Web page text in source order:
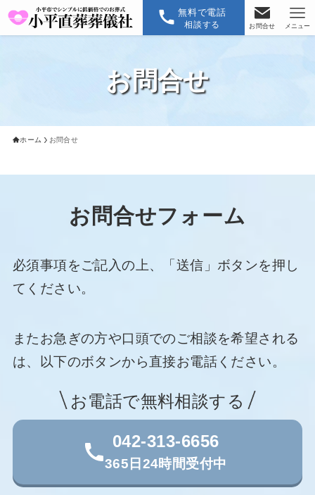
無料で電話
相談する お問合せ メニュー
お問合せ
ホーム お問合せ
お問合せフォーム
必須事項をご記入の上、「送信」ボタンを押し
てください。
またお急ぎの方や口頭でのご相談を希望される
は、以下のボタンから直接お電話ください。
お電話で無料相談する
042-313-6656
365日24時間受付中